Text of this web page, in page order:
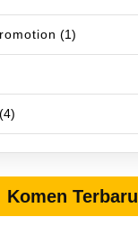
(1)
(4)
Komen Terbaru